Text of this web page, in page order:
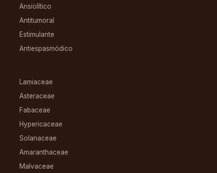
Ansiolítico
Antitumoral
Estimulante
Antiespasmódico
Lamiaceae
Asteraceae
Fabaceae
Hypericaceae
Solanaceae
Amaranthaceae
Malvaceae